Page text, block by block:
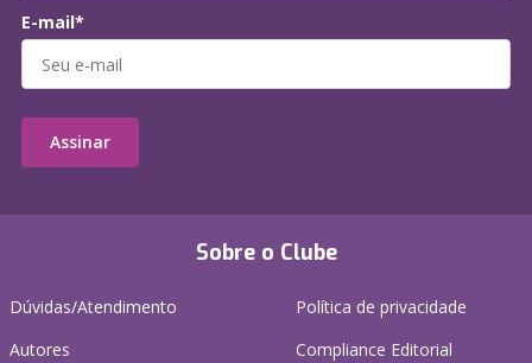
Sobre o Clube
Dúvidas/Atendimento
Autores
Política de privacidade
Compliance Editorial
E-mail*
Assinar